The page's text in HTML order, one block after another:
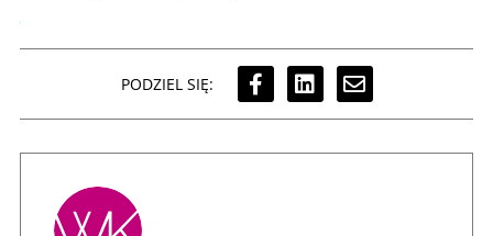
PODZIEL SIĘ: